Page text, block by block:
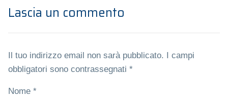
Lascia un commento
Il tuo indirizzo email non sarà pubblicato.
I campi
obbligatori sono contrassegnati *
Nome *